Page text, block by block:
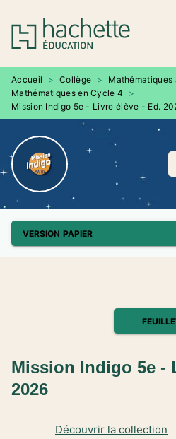
MENU RECHERCHE
PIED DE PAGE
Accueil > Collège > Mathématiques
Mathématiques en Cycle 4
>
Mission Indigo 5e - Livre élève - Ed.
VERSION PAPIER
Découvrir la collection
Mission Indigo 5e -
2026